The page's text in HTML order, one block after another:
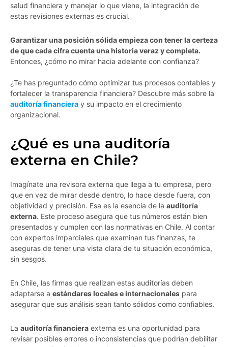
salud financiera y manejar lo que viene, la integración de
estas revisiones externas es crucial.
Garantizar una posición sólida empieza con tener la certeza
de que cada cifra cuenta una historia veraz y completa.
Entonces, ¿cómo no mirar hacia adelante con confianza?
¿Te has preguntado cómo optimizar tus procesos contables y
fortalecer la transparencia financiera? Descubre más sobre la
auditoría financiera y su impacto en el crecimiento
organizacional.
¿Qué es una auditoría
externa en Chile?
Imagínate una revisora externa que llega a tu empresa, pero
que en vez de mirar desde dentro, lo hace desde fuera, con
objetividad y precisión. Esa es la esencia de la auditoría
externa. Este proceso asegura que tus números están bien
presentados y cumplen con las normativas en Chile. Al contar
con expertos imparciales que examinan tus finanzas, te
aseguras de tener una vista clara de tu situación económica,
sin sesgos.
En Chile, las firmas que realizan estas auditorías deben
adaptarse a estándares locales e internacionales para
asegurar que sus análisis sean tanto sólidos como confiables.
La auditoría financiera externa es una oportunidad para
revisar posibles errores o inconsistencias que podrían debilitar